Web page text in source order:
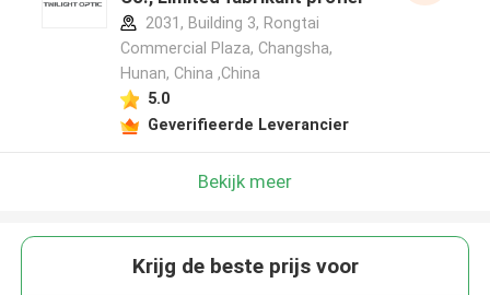
2031, Building 3, Rongtai
Commercial Plaza, Changsha,
Hunan, China ,China
5.0
Geverifieerde Leverancier
Bekijk meer
Krijg de beste prijs voor